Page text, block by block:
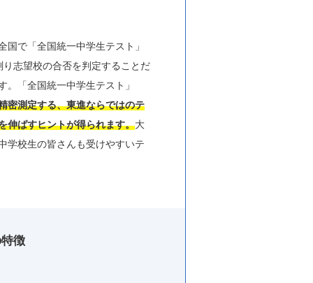
国で「全国統一中学生テスト」
志望校の合否を判定することだ
。「全国統一中学生テスト」
密測定する、東進ならではのテ
伸ばすヒントが得られます。大
学校生の皆さんも受けやすいテ
徴